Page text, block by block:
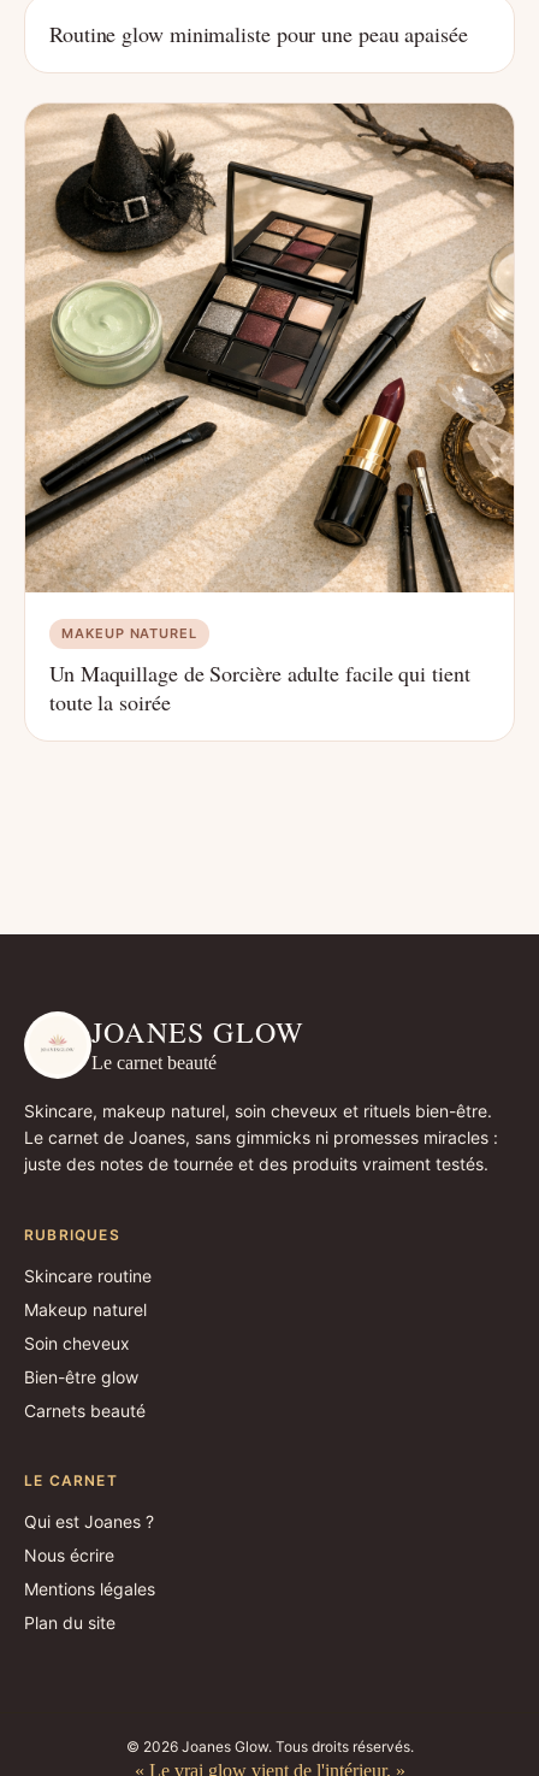
Routine glow minimaliste pour une peau apaisée
MAKEUP NATUREL
Un Maquillage de Sorcière adulte facile qui tient
toute la soirée
JOANES GLOW
Le carnet beauté
Skincare, makeup naturel, soin cheveux et rituels bien-être.
Le carnet de Joanes, sans gimmicks ni promesses miracles :
juste des notes de tournée et des produits vraiment testés.
RUBRIQUES
Skincare routine
Makeup naturel
Soin cheveux
Bien-être glow
Carnets beauté
LE CARNET
Qui est Joanes ?
Nous écrire
Mentions légales
Plan du site
© 2026 Joanes Glow. Tous droits réservés.
« Le vrai glow vient de l'intérieur. »